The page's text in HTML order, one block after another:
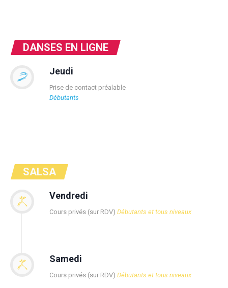
DANSES EN LIGNE
Jeudi
Prise de contact préalable
Débutants
SALSA
Vendredi
Cours privés (sur RDV)Débutants et tous niveaux
Samedi
Cours privés (sur RDV)Débutants et tous niveaux